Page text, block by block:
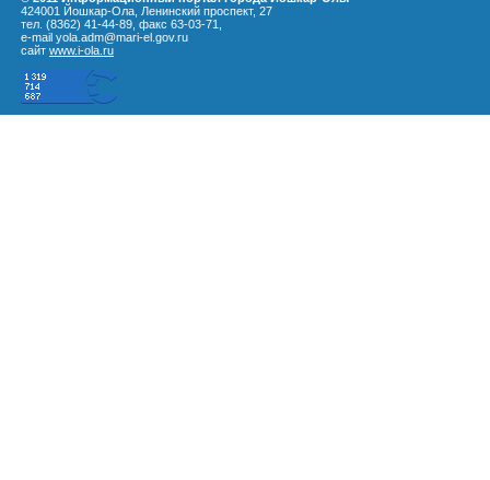
424001 Йошкар-Ола, Ленинский проспект, 27
тел. (8362) 41-44-89, факс 63-03-71,
e-mail yola.adm@mari-el.gov.ru
сайт www.i-ola.ru